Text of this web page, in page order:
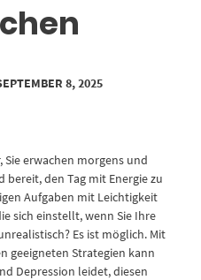
8, 2025
Sie erwachen morgens und
den Tag mit Energie zu
Aufgaben mit Leichtigkeit
sich einstellt, wenn Sie Ihre
Es ist möglich. Mit
geeigneten Strategien kann
Depression leidet, diesen